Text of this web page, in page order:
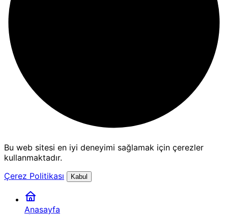
Bu web sitesi en iyi deneyimi sağlamak için çerezler
kullanmaktadır.
Çerez Politikası
Kabul
Anasayfa